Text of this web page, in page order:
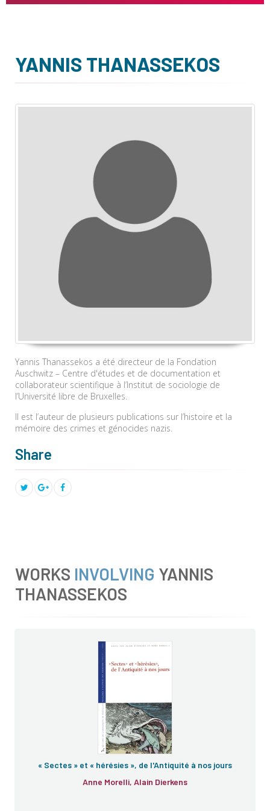
YANNIS THANASSEKOS
Yannis Thanassekos a été directeur de la Fondation
Auschwitz – Centre d'études et de documentation et
collaborateur scientifique à l’Institut de sociologie de
l’Université libre de Bruxelles.
Il est l’auteur de plusieurs publications sur l’histoire et la
mémoire des crimes et génocides nazis.
Share
WORKS INVOLVING YANNIS
THANASSEKOS
« Sectes » et « hérésies », de l'Antiquité à nos jours
Anne Morelli, Alain Dierkens